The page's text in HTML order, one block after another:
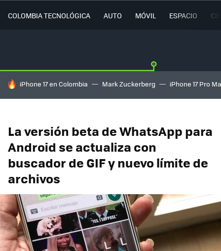
COLOMBIA TECNOLÓGICA AUTO MÓVIL ESPACIO
HOY SE HABLA DE
iPhone 17 en Colombia Mark Zuckerberg iPhone 17 Pro
La versión beta de WhatsApp para
Android se actualiza con
buscador de GIF y nuevo límite de
archivos